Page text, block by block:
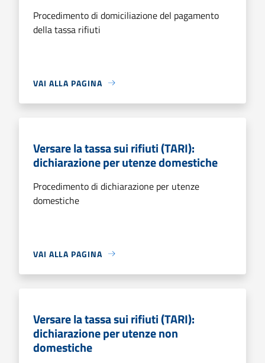
Procedimento di domiciliazione del pagamento
della tassa rifiuti
VAI ALLA PAGINA
Versare la tassa sui rifiuti (TARI):
dichiarazione per utenze domestiche
Procedimento di dichiarazione per utenze
domestiche
VAI ALLA PAGINA
Versare la tassa sui rifiuti (TARI):
dichiarazione per utenze non
domestiche